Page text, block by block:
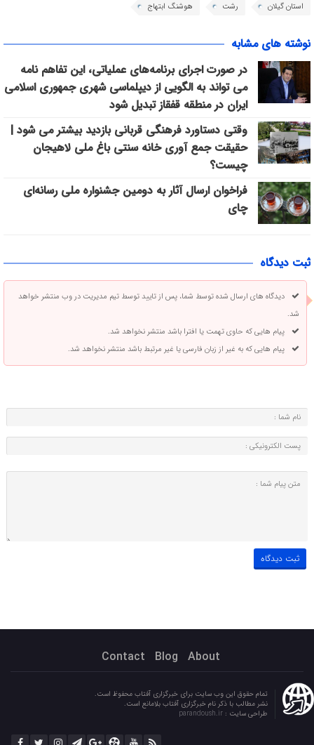
استان گیلان رشت هوشنگ ابتهاج
نوشته های مشابه
در صورت اجرای برنامه‌های عملیاتی، این تفاهم نامه
می تواند به الگویی از دیپلماسی شهری جمهوری اسلامی
ایران در منطقه قفقاز تبدیل شود
وقتی دستاورد فرهنگی قربانی بازدید بیشتر می شود |
حقیقت جمع آوری خانه سنتی باغ ملی لاهیجان
چیست؟
فراخوان ارسال آثار به دومین جشنواره ملی رسانه‌ای
چای
ثبت دیدگاه
دیدگاه های ارسال شده توسط شما، پس از تایید توسط تیم مدیریت در وب منتشر خواهد
شد.
پیام هایی که حاوی تهمت یا افترا باشد منتشر نخواهد شد.
پیام هایی که به غیر از زبان فارسی یا غیر مرتبط باشد منتشر نخواهد شد.
About
Blog
Contact
تمام حقوق این وب سایت برای خبرگزاری آفتاب محفوظ است.
نشر مطالب با ذکر نام خبرگزاری آفتاب بلامانع است.
طراحی سایت :